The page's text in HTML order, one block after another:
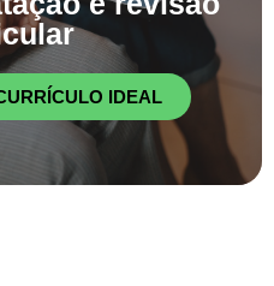
IDEAL